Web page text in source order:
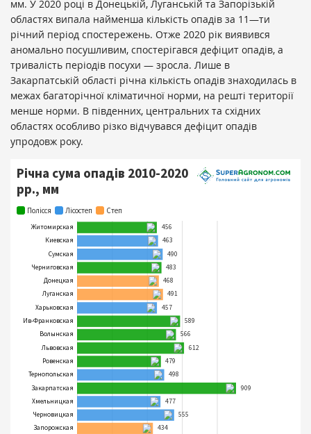
мм. У 2020 році в Донецькій, Луганській та Запорізькій
областях випала найменша кількість опадів за 11—ти
річний період спостережень. Отже 2020 рік виявився
аномально посушливим, спостерігався дефіцит опадів, а
тривалість періодів посухи — зросла. Лише в
Закарпатській області річна кількість опадів знаходилась в
межах багаторічної кліматичної норми, на решті території
менше норми. В південних, центральних та східних
областях особливо різко відчувався дефіцит опадів
упродовж року.